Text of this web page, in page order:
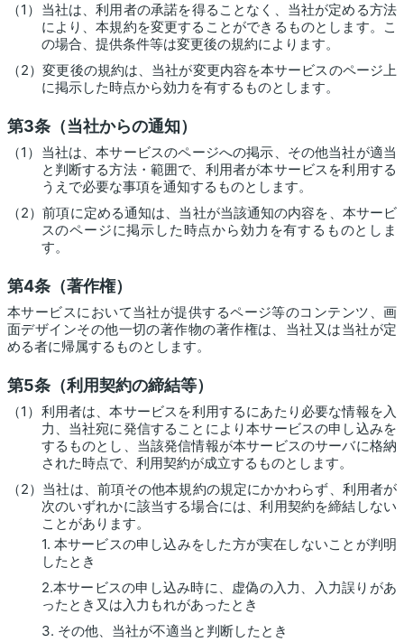
（1）当社は、利用者の承諾を得ることなく、当社が定める方法
により、本規約を変更することができるものとします。こ
の場合、提供条件等は変更後の規約によります。
（2）変更後の規約は、当社が変更内容を本サービスのページ上
に掲示した時点から効力を有するものとします。
第3条（当社からの通知）
（1）当社は、本サービスのページへの掲示、その他当社が適当
と判断する方法・範囲で、利用者が本サービスを利用する
うえで必要な事項を通知するものとします。
（2）前項に定める通知は、当社が当該通知の内容を、本サービ
スのページに掲示した時点から効力を有するものとしま
す。
第4条（著作権）
本サービスにおいて当社が提供するページ等のコンテンツ、画
面デザインその他一切の著作物の著作権は、当社又は当社が定
める者に帰属するものとします。
第5条（利用契約の締結等）
（1）利用者は、本サービスを利用するにあたり必要な情報を入
力、当社宛に発信することにより本サービスの申し込みを
するものとし、当該発信情報が本サービスのサーバに格納
された時点で、利用契約が成立するものとします。
（2）当社は、前項その他本規約の規定にかかわらず、利用者が
次のいずれかに該当する場合には、利用契約を締結しない
ことがあります。
1. 本サービスの申し込みをした方が実在しないことが判明
したとき
2.本サービスの申し込み時に、虚偽の入力、入力誤りがあ
ったとき又は入力もれがあったとき
3. その他、当社が不適当と判断したとき